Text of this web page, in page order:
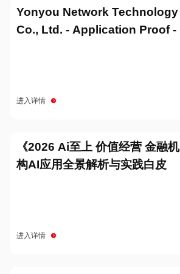
Yonyou Network Technology
Co., Ltd. - Application Proof -
进入详情
《2026 Ai至上 价值经营 金融机
构AI应用全景解析与实践白皮
进入详情